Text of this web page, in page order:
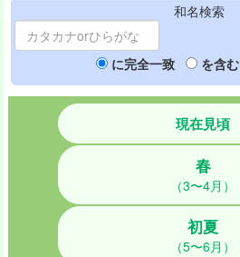
和名検索
に完全一致 を含む
現在見頃
春
（3〜4月）
初夏
（5〜6月）